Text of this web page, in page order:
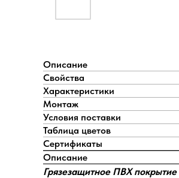
Описание
Свойства
Характеристики
Монтаж
Условия поставки
Таблица цветов
Сертификаты
Описание
Грязезащитное ПВХ покрытие